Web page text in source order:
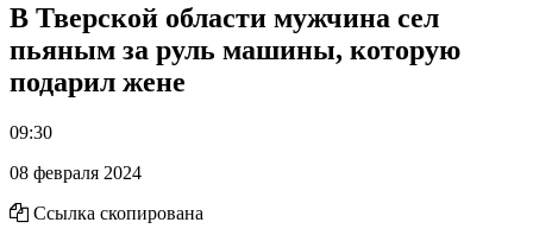
В Тверской области мужчина сел
пьяным за руль машины, которую
подарил жене
09:30
08 февраля 2024
Ссылка скопирована